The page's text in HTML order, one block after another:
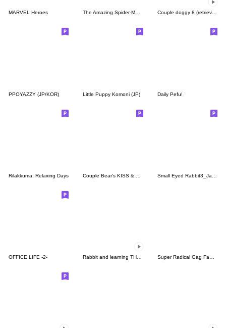
MARVEL Heroes The Amazing Spider-Man 2 Couple doggy 8 (retriever)
PPOYAZZY (JP/KOR) Little Puppy Komoni (JP) Daily Pefu!
Rilakkuma: Relaxing Days
OFFICE LIFE -2- Rabbit and learning TH-KR THAI-KOREA Super Radical Gag Family 3